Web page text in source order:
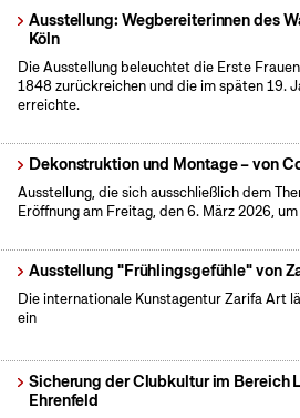
Ausstellung: Wegbereiterinnen des
Köln
Die Ausstellung beleuchtet die Erste
1848 zurückreichen und die im späten 19.
erreichte.
Dekonstruktion und Montage – von
Ausstellung, die sich ausschließlich dem
Eröffnung am Freitag, den 6. März 2026,
Ausstellung "Frühlingsgefühle" von
Die internationale Kunstagentur Zarifa Art
ein
Sicherung der Clubkultur im Bereich
Ehrenfeld